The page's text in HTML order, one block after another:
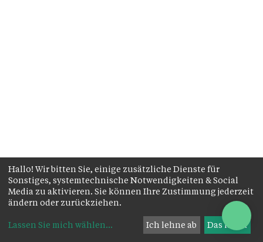
Hallo! Wir bitten Sie, einige zusätzliche Dienste für
Sonstiges, systemtechnische Notwendigkeiten & Social
Media zu aktivieren. Sie können Ihre Zustimmung jederzeit
ändern oder zurückziehen.
Lassen Sie mich wählen... Ich lehne ab Das ist ok